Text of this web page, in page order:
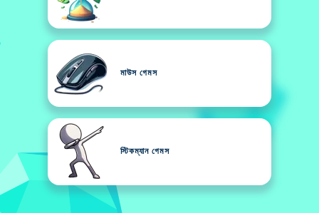
মাউস গেমস
স্টিকম্যান গেমস